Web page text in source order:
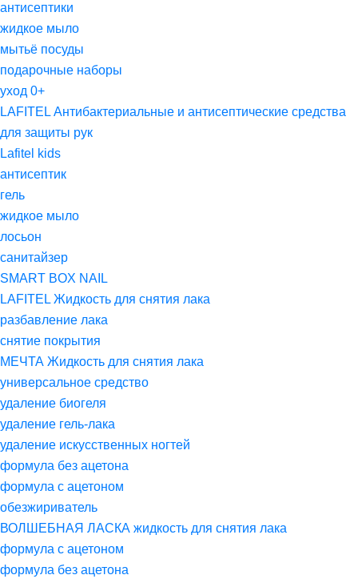
антисептики
жидкое мыло
мытьё посуды
подарочные наборы
уход 0+
LAFITEL Антибактериальные и антисептические средства
для защиты рук
Lafitel kids
антисептик
гель
жидкое мыло
лосьон
санитайзер
SMART BOX NAIL
LAFITEL Жидкость для снятия лака
разбавление лака
снятие покрытия
МЕЧТА Жидкость для снятия лака
универсальное средство
удаление биогеля
удаление гель-лака
удаление искусственных ногтей
формула без ацетона
формула с ацетоном
обезжириватель
ВОЛШЕБНАЯ ЛАСКА жидкость для снятия лака
формула с ацетоном
формула без ацетона